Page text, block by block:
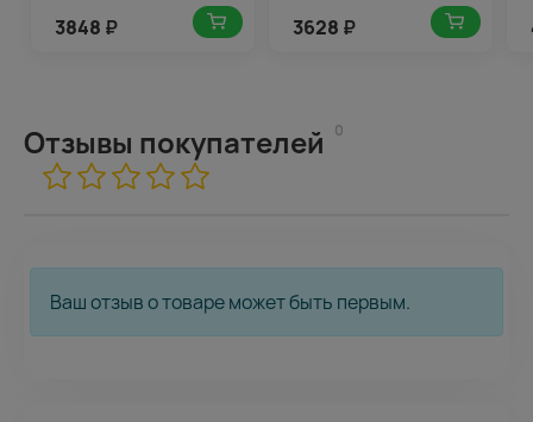
3848 ₽ 3628 ₽
Отзывы покупателей 0
Ваш отзыв о товаре может быть первым.